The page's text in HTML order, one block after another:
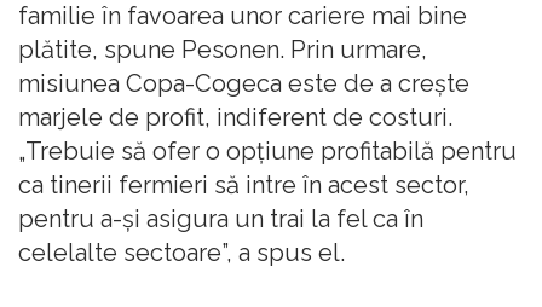
familie în favoarea unor cariere mai bine
plătite, spune Pesonen. Prin urmare,
misiunea Copa-Cogeca este de a crește
marjele de profit, indiferent de costuri.
„Trebuie să ofer o opțiune profitabilă pentru
ca tinerii fermieri să intre în acest sector,
pentru a-și asigura un trai la fel ca în
celelalte sectoare”, a spus el.